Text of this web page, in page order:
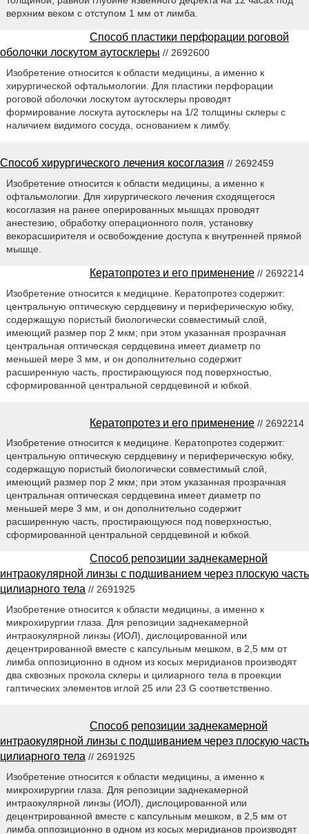
верхним веком с отступом 1 мм от лимба.
Способ пластики перфорации роговой
оболочки лоскутом аутосклеры // 2692600
Изобретение относится к области медицины, а именно к
хирургической офтальмологии. Для пластики перфорации
роговой оболочки лоскутом аутосклеры проводят
формирование лоскута аутосклеры на 1/2 толщины склеры с
наличием видимого сосуда, основанием к лимбу.
Способ хирургического лечения косоглазия // 2692459
Изобретение относится к области медицины, а именно к
офтальмологии. Для хирургического лечения сходящегося
косоглазия на ранее оперированных мышцах проводят
анестезию, обработку операционного поля, установку
векорасширителя и освобождение доступа к внутренней прямой
мышце.
Кератопротез и его применение // 2692214
Изобретение относится к медицине. Кератопротез содержит:
центральную оптическую сердцевину и периферическую юбку,
содержащую пористый биологически совместимый слой,
имеющий размер пор 2 мкм; при этом указанная прозрачная
центральная оптическая сердцевина имеет диаметр по
меньшей мере 3 мм, и он дополнительно содержит
расширенную часть, простирающуюся под поверхностью,
сформированной центральной сердцевиной и юбкой.
Кератопротез и его применение // 2692214
Изобретение относится к медицине. Кератопротез содержит:
центральную оптическую сердцевину и периферическую юбку,
содержащую пористый биологически совместимый слой,
имеющий размер пор 2 мкм; при этом указанная прозрачная
центральная оптическая сердцевина имеет диаметр по
меньшей мере 3 мм, и он дополнительно содержит
расширенную часть, простирающуюся под поверхностью,
сформированной центральной сердцевиной и юбкой.
Способ репозиции заднекамерной
интраокулярной линзы с подшиванием через плоскую часть
цилиарного тела // 2691925
Изобретение относится к области медицины, а именно к
микрохирургии глаза. Для репозиции заднекамерной
интраокулярной линзы (ИОЛ), дислоцированной или
децентрированной вместе с капсульным мешком, в 2,5 мм от
лимба оппозиционно в одном из косых меридианов производят
два сквозных прокола склеры и цилиарного тела в проекции
гаптических элементов иглой 25 или 23 G соответственно.
Способ репозиции заднекамерной
интраокулярной линзы с подшиванием через плоскую часть
цилиарного тела // 2691925
Изобретение относится к области медицины, а именно к
микрохирургии глаза. Для репозиции заднекамерной
интраокулярной линзы (ИОЛ), дислоцированной или
децентрированной вместе с капсульным мешком, в 2,5 мм от
лимба оппозиционно в одном из косых меридианов производят